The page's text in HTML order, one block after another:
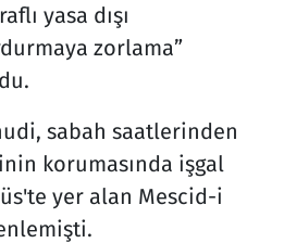
yasa dışı
zorlama”
sabah saatlerinden
korumasında işgal
yer alan Mescid-i